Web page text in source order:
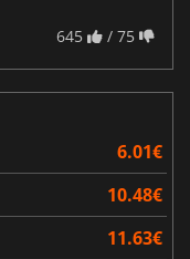
645 / 75
6.01€
10.48€
11.63€